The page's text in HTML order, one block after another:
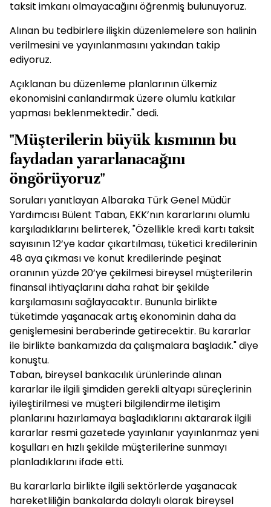
taksit imkanı olmayacağını öğrenmiş bulunuyoruz.
Alınan bu tedbirlere ilişkin düzenlemelere son halinin
verilmesini ve yayınlanmasını yakından takip
ediyoruz.
Açıklanan bu düzenleme planlarının ülkemiz
ekonomisini canlandırmak üzere olumlu katkılar
yapması beklenmektedir." dedi.
"Müşterilerin büyük kısmının bu
faydadan yararlanacağını
öngörüyoruz"
Soruları yanıtlayan Albaraka Türk Genel Müdür
Yardımcısı Bülent Taban, EKK’nın kararlarını olumlu
karşıladıklarını belirterek, "Özellikle kredi kartı taksit
sayısının 12’ye kadar çıkartılması, tüketici kredilerinin
48 aya çıkması ve konut kredilerinde peşinat
oranının yüzde 20’ye çekilmesi bireysel müşterilerin
finansal ihtiyaçlarını daha rahat bir şekilde
karşılamasını sağlayacaktır. Bununla birlikte
tüketimde yaşanacak artış ekonominin daha da
genişlemesini beraberinde getirecektir. Bu kararlar
ile birlikte bankamızda da çalışmalara başladık." diye
konuştu.
Taban, bireysel bankacılık ürünlerinde alınan
kararlar ile ilgili şimdiden gerekli altyapı süreçlerinin
iyileştirilmesi ve müşteri bilgilendirme iletişim
planlarını hazırlamaya başladıklarını aktararak ilgili
kararlar resmi gazetede yayınlanır yayınlanmaz yeni
koşulları en hızlı şekilde müşterilerine sunmayı
planladıklarını ifade etti.
Bu kararlarla birlikte ilgili sektörlerde yaşanacak
hareketliliğin bankalarda dolaylı olarak bireysel